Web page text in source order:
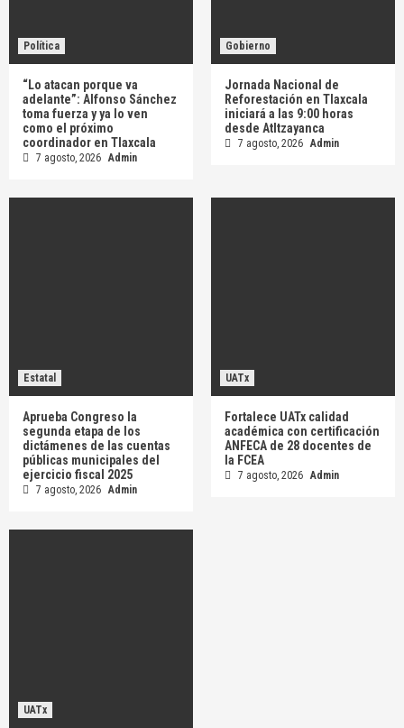
Política
“Lo atacan porque va
adelante”: Alfonso Sánchez
toma fuerza y ya lo ven
como el próximo
coordinador en Tlaxcala
7 agosto, 2026 Admin
Gobierno
Jornada Nacional de
Reforestación en Tlaxcala
iniciará a las 9:00 horas
desde Atltzayanca
7 agosto, 2026 Admin
Estatal
Aprueba Congreso la
segunda etapa de los
dictámenes de las cuentas
públicas municipales del
ejercicio fiscal 2025
7 agosto, 2026 Admin
UATx
Fortalece UATx calidad
académica con certificación
ANFECA de 28 docentes de
la FCEA
7 agosto, 2026 Admin
UATx